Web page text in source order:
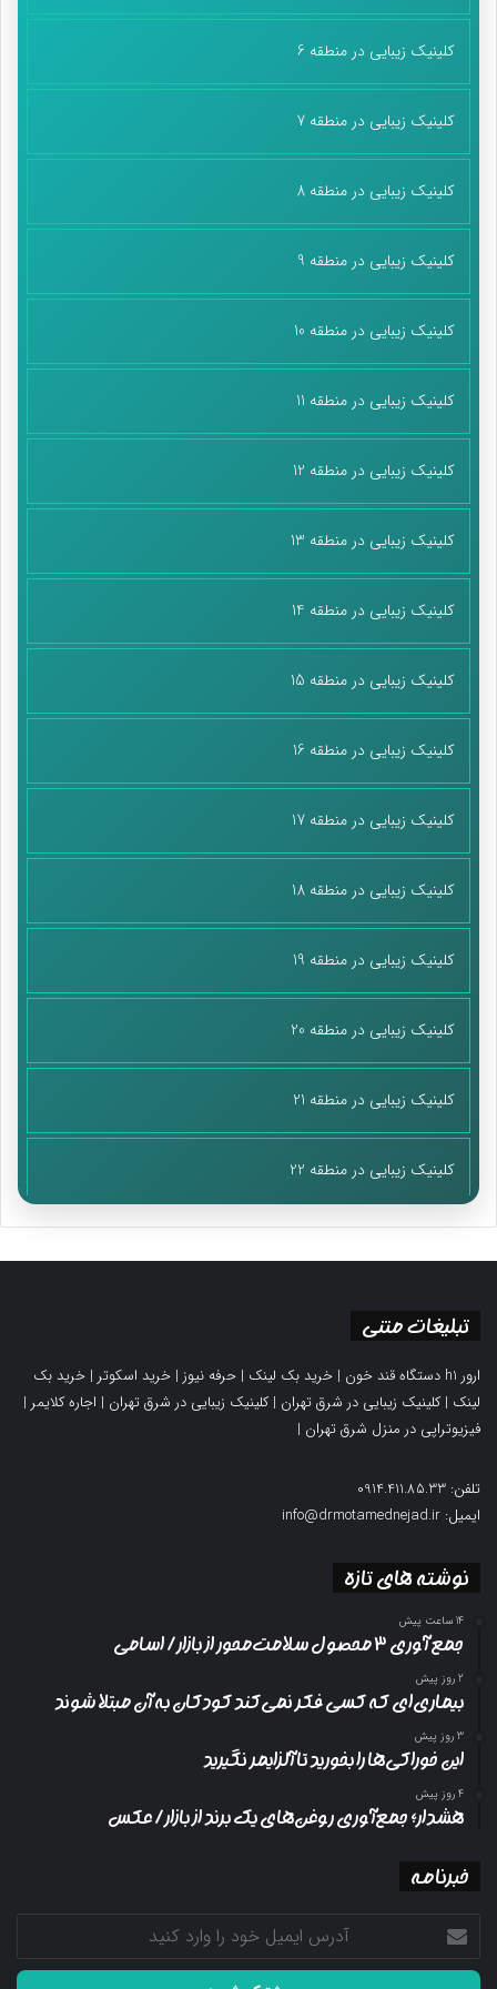
کلینیک زیبایی در منطقه 6
کلینیک زیبایی در منطقه 7
کلینیک زیبایی در منطقه 8
کلینیک زیبایی در منطقه 9
کلینیک زیبایی در منطقه 10
کلینیک زیبایی در منطقه 11
کلینیک زیبایی در منطقه 12
کلینیک زیبایی در منطقه 13
کلینیک زیبایی در منطقه 14
کلینیک زیبایی در منطقه 15
کلینیک زیبایی در منطقه 16
کلینیک زیبایی در منطقه 17
کلینیک زیبایی در منطقه 18
کلینیک زیبایی در منطقه 19
کلینیک زیبایی در منطقه 20
کلینیک زیبایی در منطقه 21
کلینیک زیبایی در منطقه 22
تبلیغات متنی
ارور h1 دستگاه قند خون | خرید بک لینک | حرفه نیوز | خرید اسکوتر | خرید بک
لینک |کلینیک زیبایی در شرق تهران |کلینیک زیبایی در شرق تهران | اجاره کلایمر |
فیزیوتراپی در منزل شرق تهران |
تلفن: 0914.411.85.33
ایمیل: info@drmotamednejad.ir
نوشته های تازه
14 ساعت پیش
جمع آوری ۳ محصول سلامت‌محور از بازار/ اسامی
2 روز پیش
بیماری‌ای که کسی فکر نمی‌کند کودکان به آن مبتلا شوند
3 روز پیش
این خوراکی‌ها را بخورید تا آلزایمر نگیرید
4 روز پیش
هشدار؛ جمع‌آوری روغن‌های یک برند از بازار/ عکس
خبرنامه
آدرس
ایمیل
خود